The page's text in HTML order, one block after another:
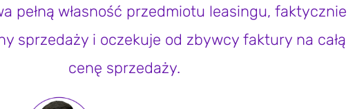
pełną własność przedmiotu leasingu, faktycznie
sprzedaży i oczekuje od zbywcy faktury na całą
cenę sprzedaży.